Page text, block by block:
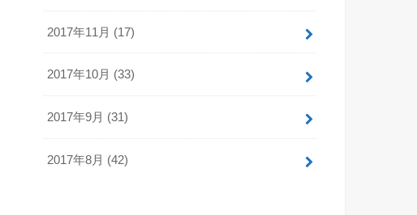
2017年11月 (17)
2017年10月 (33)
2017年9月 (31)
2017年8月 (42)